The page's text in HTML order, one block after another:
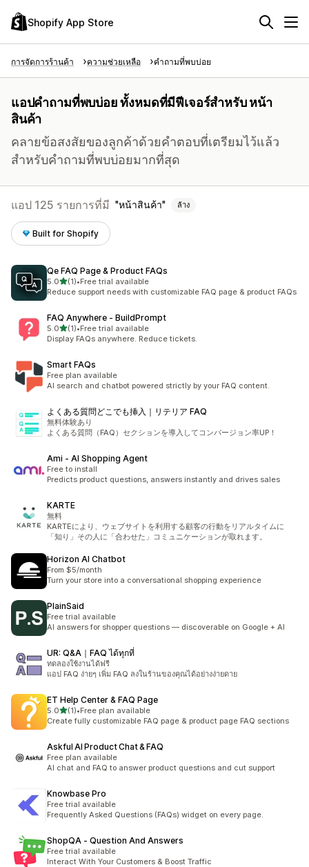
Shopify App Store
การจัดการร้านค้า ความช่วยเหลือ คำถามที่พบบ่อย
แอปคำถามที่พบบ่อย ทั้งหมดที่มีฟีเจอร์สำหรับ หน้า
สินค้า
คลายข้อสงสัยของลูกค้าด้วยคำตอบที่เตรียมไว้แล้ว
สำหรับคำถามที่พบบ่อยมากที่สุด
แอป 125 รายการที่มี หน้าสินค้า ล้าง
Built for Shopify
Qe FAQ Page & Product FAQs
5.0เต็ม 5 ดาว
(1)
ทั้งหมด 1 รีวิว
•Free trial available
Reduce support needs with customizable FAQ page & product FAQs
FAQ Anywhere ‑ BuildPrompt
5.0เต็ม 5 ดาว
(1)
ทั้งหมด 1 รีวิว
•Free trial available
Display FAQs anywhere. Reduce tickets.
Smart FAQs
Free plan available
AI search and chatbot powered strictly by your FAQ content.
よくある質問どこでも挿入｜リテリア FAQ
無料体験あり
よくある質問（FAQ）セクションを導入してコンバージョン率UP！
Ami ‑ AI Shopping Agent
Free to install
Predicts product questions, answers instantly and drives sales
KARTE
無料
KARTEにより、ウェブサイトを利用する顧客の行動をリアルタイムに
「知り」その人に「合わせた」コミュニケーションが取れます。
Horizon AI Chatbot
From $5/month
Turn your store into a conversational shopping experience
PlainSaid
Free trial available
AI answers for shopper questions — discoverable on Google + AI
UR: Q&A｜FAQ ได้ทุกที่
ทดลองใช้งานได้ฟรี
แอป FAQ ง่ายๆ เพิ่ม FAQ ลงในร้านของคุณได้อย่างง่ายดาย
ET Help Center & FAQ Page
5.0เต็ม 5 ดาว
(1)
ทั้งหมด 1 รีวิว
•Free plan available
Create fully customizable FAQ page & product page FAQ sections
Askful AI Product Chat & FAQ
Free plan available
AI chat and FAQ to answer product questions and cut support
Knowbase Pro
Free trial available
Frequently Asked Questions (FAQs) widget on every page.
ShopQA ‑ Question And Answers
Free trial available
Interact With Your Customers & Boost Traffic